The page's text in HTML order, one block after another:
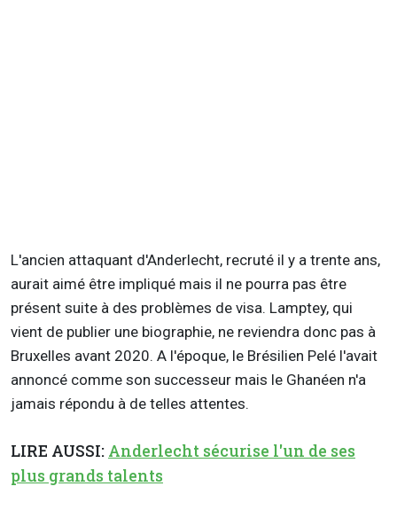
L'ancien attaquant d'Anderlecht, recruté il y a trente ans,
aurait aimé être impliqué mais il ne pourra pas être
présent suite à des problèmes de visa. Lamptey, qui
vient de publier une biographie, ne reviendra donc pas à
Bruxelles avant 2020. A l'époque, le Brésilien Pelé l'avait
annoncé comme son successeur mais le Ghanéen n'a
jamais répondu à de telles attentes.
LIRE AUSSI: Anderlecht sécurise l'un de ses
plus grands talents